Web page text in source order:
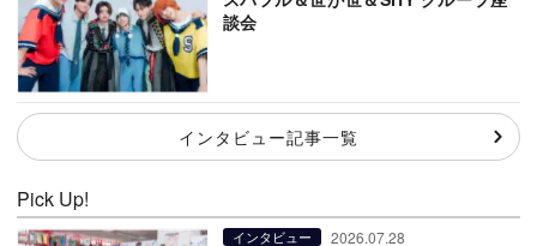
談会
インタビュー記事一覧
Pick Up!
インタビュー 2026.07.28